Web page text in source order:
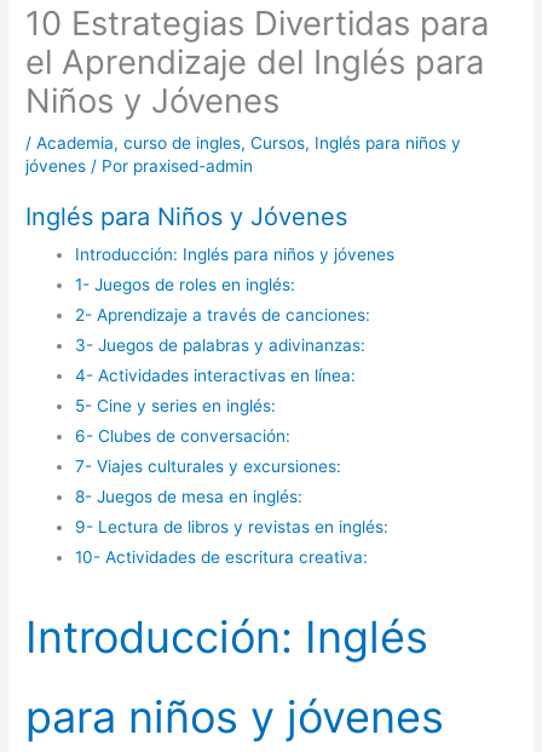
10 Estrategias Divertidas para
el Aprendizaje del Inglés para
Niños y Jóvenes
/Academia,curso de ingles,Cursos, Inglés para niños y
jóvenes / Por praxised-admin
Inglés para Niños y Jóvenes
Introducción: Inglés para niños y jóvenes
1- Juegos de roles en inglés:
2- Aprendizaje a través de canciones:
3- Juegos de palabras y adivinanzas:
4- Actividades interactivas en línea:
5- Cine y series en inglés:
6- Clubes de conversación:
7- Viajes culturales y excursiones:
8- Juegos de mesa en inglés:
9- Lectura de libros y revistas en inglés:
10- Actividades de escritura creativa:
Introducción: Inglés
para niños y jóvenes